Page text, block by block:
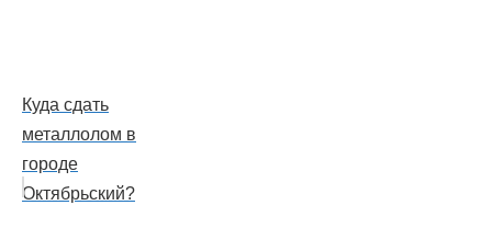
Куда сдать
металлолом в
городе
Октябрьский?